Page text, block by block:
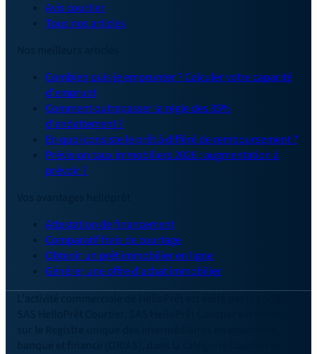
Avis courtier
Tous nos articles
Combien puis je emprunter ? Calculer votre capacité
d'emprunt
Comment outrepasser la règle des 35%
d'endettement ?
En quoi consiste le prêt à différé de remboursement ?
Prévision taux immobiliers 2026 : augmentation à
prévoir ?
Attestation de financement
Comparatif frais de courtage
Obtenir un prêt immobilier en ligne
Générer une offre d'achat immobilier